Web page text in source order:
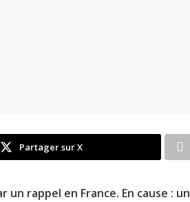
Partager sur X
rappel en France. En cause : un